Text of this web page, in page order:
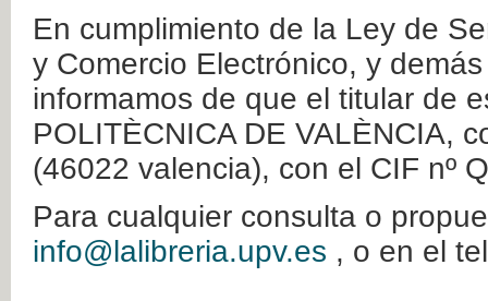
En cumplimiento de la Ley de
y Comercio Electrónico, y
informamos de que el titular de
POLITÈCNICA DE VALÈNCIA,
(46022 valencia), con el CIF nº
Para cualquier consulta o
info@lalibreria.upv.es , o en el